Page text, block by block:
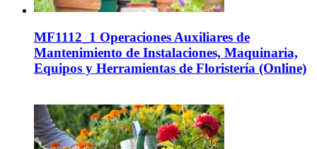
MF1112_1 Operaciones Auxiliares de
Mantenimiento de Instalaciones, Maquinaria,
Equipos y Herramientas de Floristería (Online)